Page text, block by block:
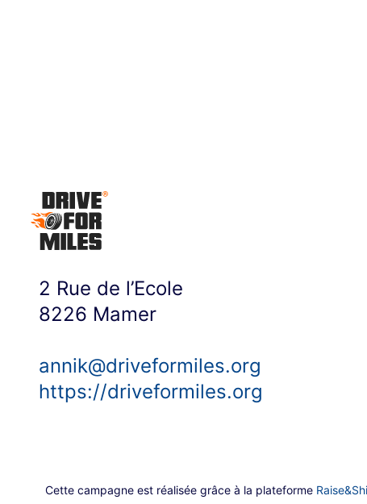
2 Rue de l’Ecole
8226 Mamer
annik@driveformiles.org
https://driveformiles.org
Cette campagne est réalisée grâce à la plateforme